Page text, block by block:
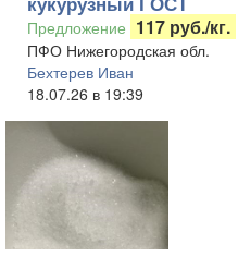
Предложение 117 руб./кг.
ПФО Нижегородская обл.
Бехтерев Иван
18.07.26 в 19:39